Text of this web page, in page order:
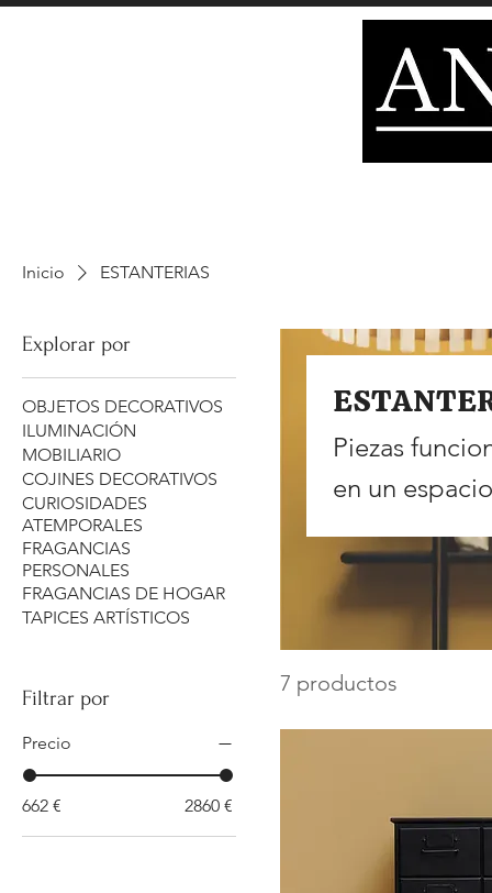
Inicio
ESTANTERIAS
Explorar por
OBJETOS DECORATIVOS
ILUMINACIÓN
MOBILIARIO
COJINES DECORATIVOS
CURIOSIDADES
ATEMPORALES
FRAGANCIAS
PERSONALES
FRAGANCIAS DE HOGAR
TAPICES ARTÍSTICOS
Filtrar por
Precio
662 € 2860 €
Piezas
en un
equilibrio,
7 productos